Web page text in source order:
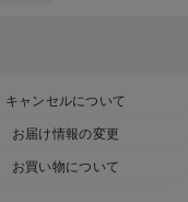
キャンセルについて
お届け情報の変更
お買い物について